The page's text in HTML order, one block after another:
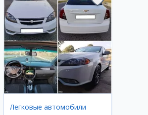
Легковые автомобили